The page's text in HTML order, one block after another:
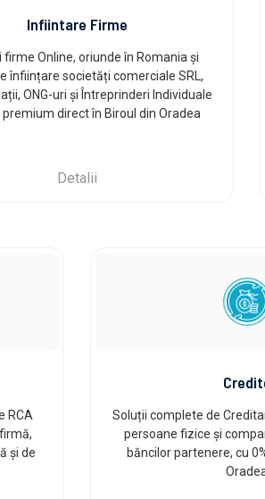
Infiintare Firme
firme Online, oriunde în Romania și
înființare societăți comerciale SRL,
ONG-uri și Întreprinderi Individuale
direct în Biroul din Oradea
Detalii
RCA
și de
Soluții complete de
persoane fizice și
băncilor partenere, cu